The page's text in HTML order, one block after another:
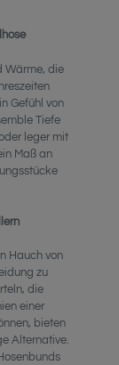
Wärme, die
Gefühl von
Tiefe
leger mit
Maß an
Hauch von
zu
die
einer
bieten
Alternative.